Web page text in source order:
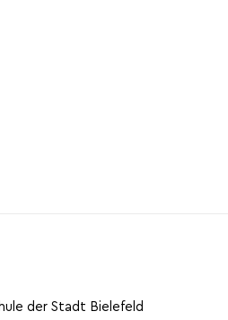
der Stadt Bielefeld